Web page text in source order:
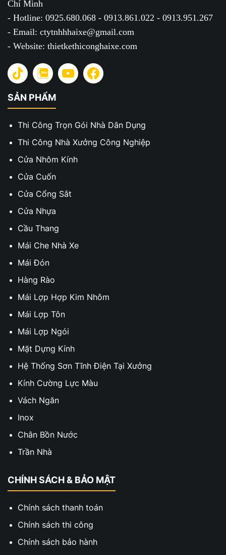
Chí Minh
- Hotline: 0925.680.068 - 0913.861.022 - 0913.951.267
- Email: ctytnhhhaixe@gmail.com
- Website: thietkethiconghaixe.com
SẢN PHẨM
Thi Công Trọn Gói Nhà Dân Dụng
Thi Công Nhà Xưởng Công Nghiệp
Cửa Nhôm Kính
Cửa Cuốn
Cửa Cổng Sắt
Cửa Nhựa
Cầu Thang
Mái Che Nhà Xe
Mái Đón
Hàng Rào
Mái Lợp Hợp Kim Nhôm
Mái Lợp Tôn
Mái Lợp Ngói
Mặt Dựng Kính
Hệ Thống Sơn Tĩnh Điện Tại Xưởng
Kính Cường Lực Màu
Vách Ngăn
Inox
Chân Bồn Nước
Trần Nhà
CHÍNH SÁCH & BẢO MẬT
Chính sách thanh toán
Chính sách thi công
Chính sách bảo hành